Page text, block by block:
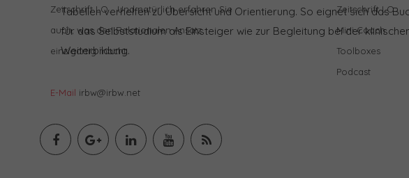
Tabellen verhelfen zu Übersicht und Orientierung. So eignet sich das
für das Selbststudium als Einsteiger wie zur Begleitung bei der
Weiterbildung.
Zeitschrift LO… Und natürlich erfahren Sie
auch, was den Relationalen Ansatz
einzigartig macht.
E-Mail irbw@irbw.net
Zeitschrift LO
Mini Coach
Toolboxes
Podcast